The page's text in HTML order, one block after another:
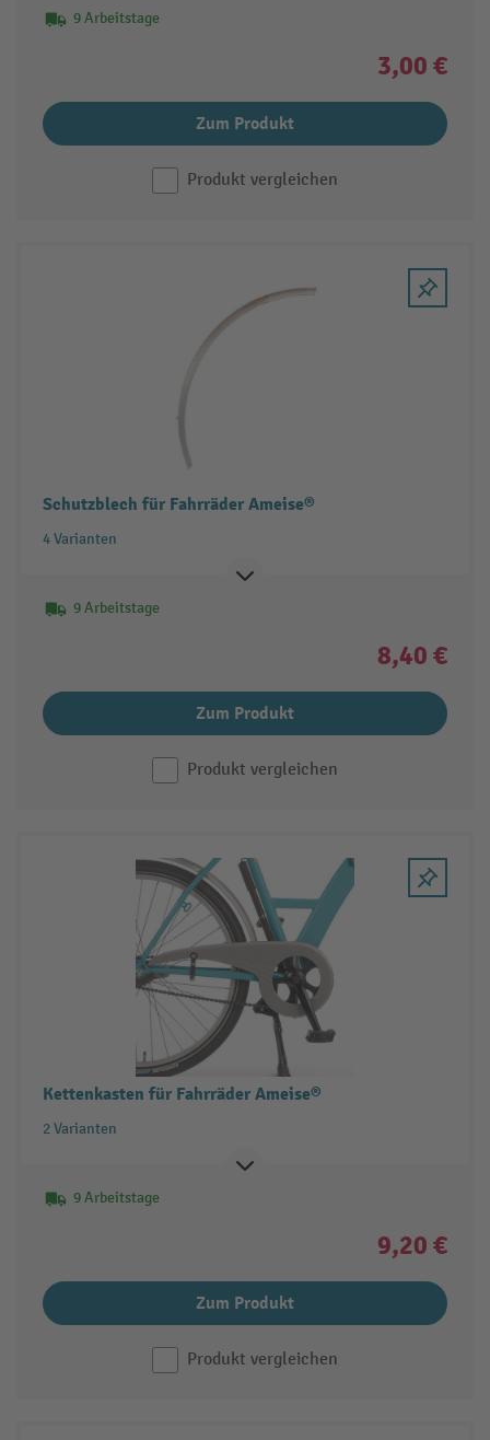
9 Arbeitstage
3,00 €
Zum Produkt
Produkt vergleichen
Schutzblech für Fahrräder Ameise®
4 Varianten
9 Arbeitstage
8,40 €
Zum Produkt
Produkt vergleichen
Kettenkasten für Fahrräder Ameise®
2 Varianten
9 Arbeitstage
9,20 €
Zum Produkt
Produkt vergleichen